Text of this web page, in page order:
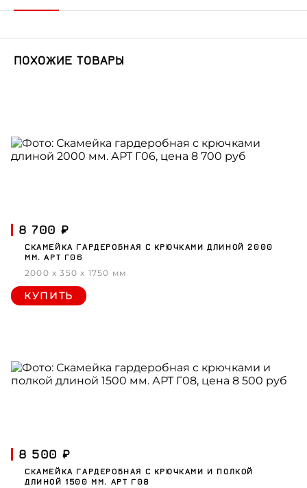
ПОХОЖИЕ ТОВАРЫ
8 700 ₽
СКАМЕЙКА ГАРДЕРОБНАЯ С КРЮЧКАМИ ДЛИНОЙ 2000
ММ. АРТ Г06
2000 x 350 x 1750 мм
КУПИТЬ
8 500 ₽
СКАМЕЙКА ГАРДЕРОБНАЯ С КРЮЧКАМИ И ПОЛКОЙ
ДЛИНОЙ 1500 ММ. АРТ Г08